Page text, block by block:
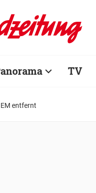
TV
entfernt